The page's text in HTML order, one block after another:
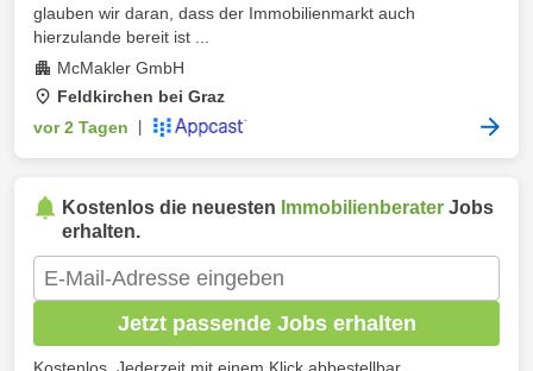
glauben wir daran, dass der Immobilienmarkt auch
hierzulande bereit ist ...
McMakler GmbH
Feldkirchen bei Graz
vor 2 Tagen
Kostenlos die neuesten Immobilienberater Jobs
erhalten.
Jetzt passende Jobs erhalten